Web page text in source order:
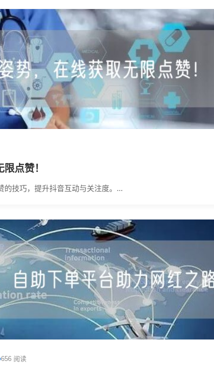
点赞！
技巧，提升抖音互动与关注度。...
656 阅读